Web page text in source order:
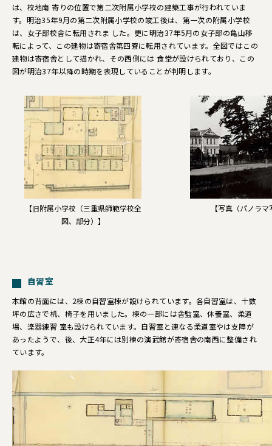
は、校地南 寄りの位置で第二次附属小学校の建築工事が行われていま
す。明治35年9月の第二次附属小学校の竣工後は、第一次の附属小学校
は、女子部校舎に転用されま した。更に明治37年5月の女子部の亀山移
転によって、この建物は寄宿舎第四寮に転用されています。全図ではこの
建物は寄宿舎として描かれ、その西側には 食堂が設けられており、この
図が明治37年以降の時期を表現していることが判明します。
【旧附属小学校（三重県師範学校全
図、部分）】
【写真（パノラ
自習室
本館の背面には、2棟の自習室棟が設けられています。各自習室は、十数
坪の広さで机、椅子を用いました。棟の一部には舎監室、休養室、柔道
場、楽器練習 室も設けられています。自習室と連なる柔道室やは支障が
あったようで、後、大正4年には別棟の演武館が寄宿舎の南西に整備され
ています。